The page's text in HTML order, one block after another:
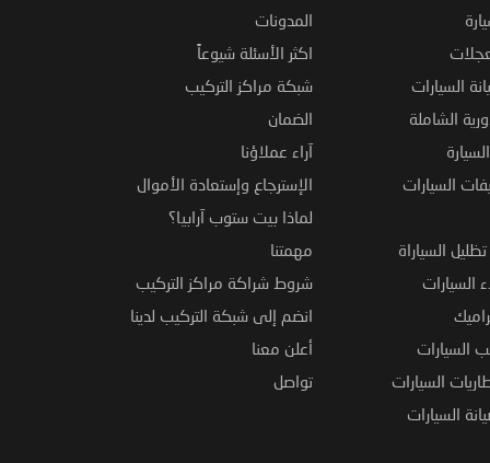
السيارات
الشاملة
السيارات
السياراة
السيارات
السيارات
السيارات
السيارات
المدونات
اكثر الأسئلة شيوعاً
شبكة مراكز التركيب
الضمان
آراء عملاؤنا
الإسترجاع وإستعادة الأموال
لماذا بيت ستوب آرابيا؟
مهمتنا
شروط شراكة مراكز التركيب
انضم إلى شبكة التركيب لدينا
أعلن معنا
تواصل